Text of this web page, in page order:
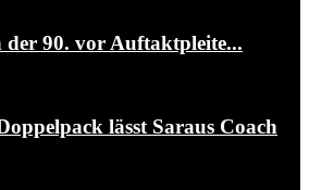
der 90. vor Auftaktpleite...
lässt Saraus Coach